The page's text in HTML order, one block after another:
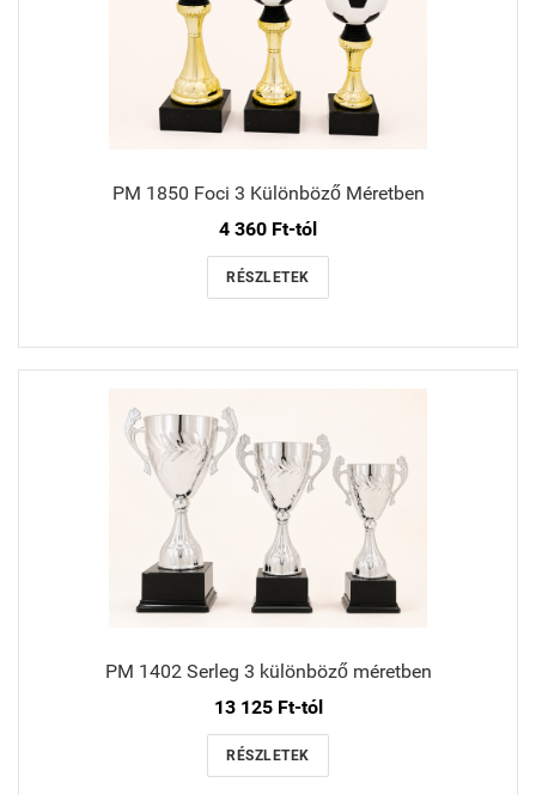
PM 1850 Foci 3 Különböző Méretben
4 360 Ft-tól
RÉSZLETEK
PM 1402 Serleg 3 különböző méretben
13 125 Ft-tól
RÉSZLETEK